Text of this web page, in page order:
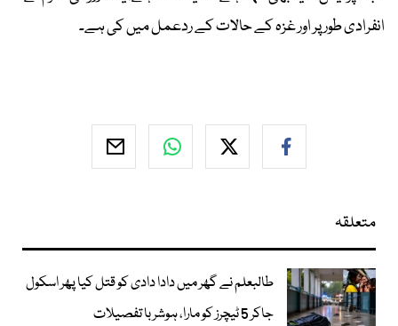
انفرادی طور پر اور غزہ کے حالات کے ردعمل میں کی ہے۔
متعلقہ
طالبعلم نے گھر میں دادا دادی کو قتل کیا پھر اسکول
جاکر 5 ٹیچرز کو مارا، ہوشربا تفصیلات